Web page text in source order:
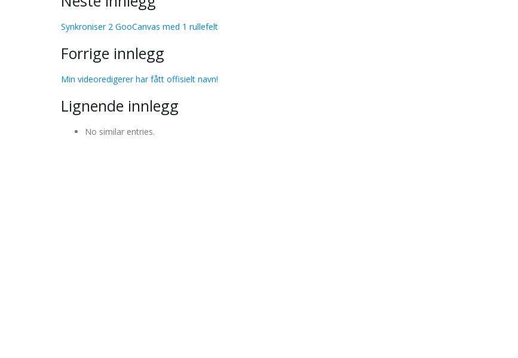
Synkroniser 2 GooCanvas med 1 rullefelt
Forrige innlegg
Min videoredigerer har fått offisielt navn!
Lignende innlegg
No similar entries.